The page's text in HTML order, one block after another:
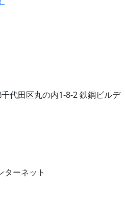
代田区丸の内1-8-2 鉄鋼ビルデ
ターネット